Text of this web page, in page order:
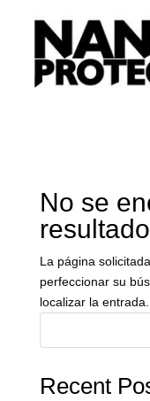
No se
La página
perfeccionar su
localizar la entrada.
Recent